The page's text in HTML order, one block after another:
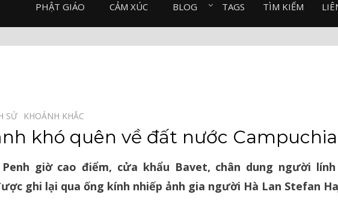
PHẬT GIÁO⠀
CẢM XÚC⠀ BLOG⠀ TAGS TÌM KIẾM
SỬ⠀ KHOẢNH KHẮC⠀
khó quên về đất nước
giờ cao điểm, cửa khẩu Bavet, chân dung người
ghi lại qua ống kính nhiếp ảnh gia người Hà Lan Stefan